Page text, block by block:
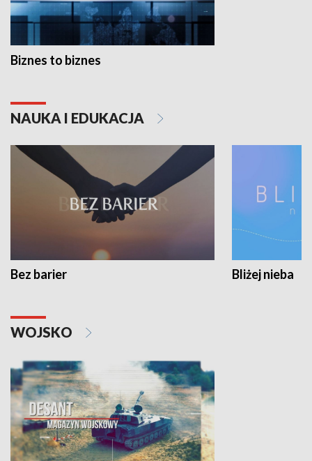
Biznes to biznes
NAUKA I EDUKACJA
Bez barier Bliżej nieba
WOJSKO